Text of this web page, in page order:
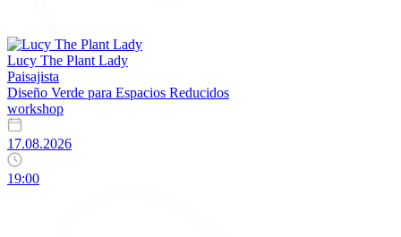
Lucy The Plant Lady
Paisajista
Diseño Verde para Espacios Reducidos
workshop
17.08.2026
19:00